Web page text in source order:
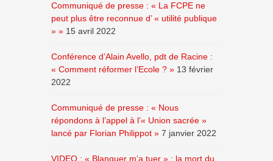
Communiqué de presse : « La FCPE ne
peut plus être reconnue d’ « utilité publique
» » 15 avril 2022
Conférence d’Alain Avello, pdt de Racine :
« Comment réformer l’Ecole ? » 13 février
2022
Communiqué de presse : « Nous
répondons à l’appel à l’« Union sacrée »
lancé par Florian Philippot » 7 janvier 2022
VIDEO : « Blanquer m’a tuer » : la mort du